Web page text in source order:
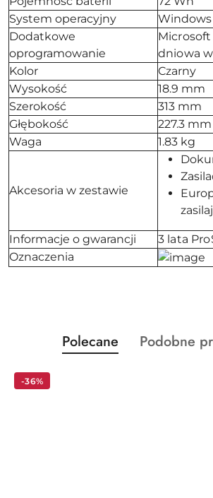
System operacyjny
Windows
Dodatkowe
oprogramowanie
dniowa
Kolor
Czarny
Wysokość
18.9 mm
Szerokość
313 mm
Głębokość
227.3 mm
Waga
1.83 kg
Akcesoria w zestawie
Informacje o gwarancji
3 lata
Oznaczenia
Pomiń karuzelę produktów
Produkty
o
Polecane
Produkty
Podobne
-36%